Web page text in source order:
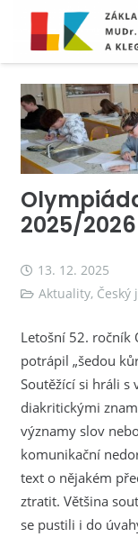
2025/
13. 12. 2025
Aktuality, Český
Letošní 52. ročník
potrápil „šedou
Soutěžící si hráli s
diakritickými
významy slov
komunikační
text o nějakém
ztratit. Většina
se pustili i do